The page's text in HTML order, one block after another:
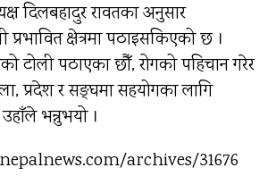
दिलबहादुर रावतका अनुसार
प्रभावित क्षेत्रमा पठाइसकिएको छ ।
टोली पठाएका छौँ, रोगको पहिचान गरेर
प्रदेश र सङ्घमा सहयोगका लागि
भन्नुभयो ।
archives/31676